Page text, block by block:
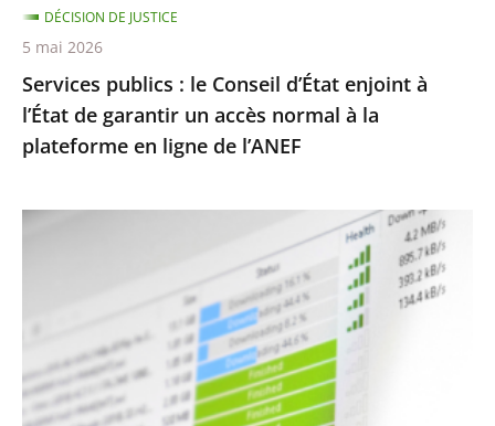
garantir
un
accès
normal
à
plateforme
Services publics : le Conseil d’État enjoint à
l’État de garantir un accès normal à la
plateforme en ligne de l’ANEF
DÉCISION DE JUSTICE
5 mai 2026
Protection
le
piratage